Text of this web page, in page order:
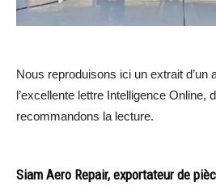
Nous reproduisons ici un extrait d’un
l’excellente lettre Intelligence Online,
recommandons la lecture.
Siam Aero Repair, exportateur de